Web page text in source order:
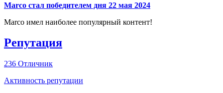
Marco стал победителем дня 22 мая 2024
Marco имел наиболее популярный контент!
Репутация
236 Отличник
Активность репутации